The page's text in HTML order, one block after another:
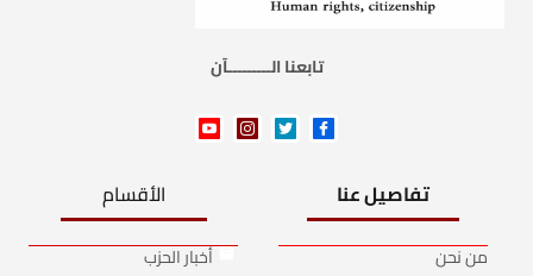
تابعنا الـــــــــآن
تفاصيل عنا
من نحن
الأقسام
أخبار الحزب